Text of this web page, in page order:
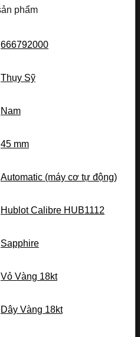
666792000
Thụy Sỹ
Nam
45 mm
Automatic (máy cơ tự động)
Hublot Calibre HUB1112
Sapphire
Vỏ Vàng 18kt
Dây Vàng 18kt